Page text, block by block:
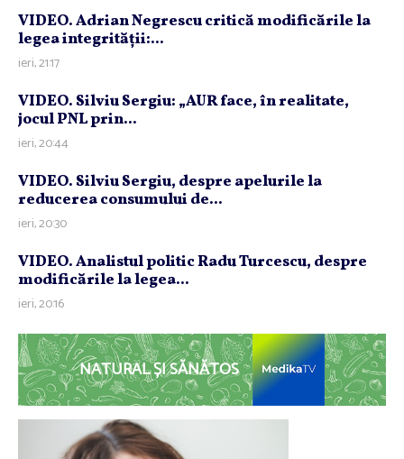
VIDEO. Adrian Negrescu critică modificările la
legea integrităţii:...
ieri, 21:17
VIDEO. Silviu Sergiu: „AUR face, în realitate,
jocul PNL prin...
ieri, 20:44
VIDEO. Silviu Sergiu, despre apelurile la
reducerea consumului de...
ieri, 20:30
VIDEO. Analistul politic Radu Turcescu, despre
modificările la legea...
ieri, 20:16
NATURAL ȘI SĂNĂTOS